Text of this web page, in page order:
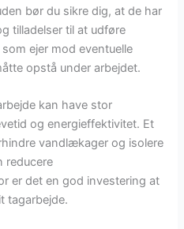
bør du sikre dig, at de har
tilladelser til at udføre
ejer mod eventuelle
opstå under arbejdet.
kan have stor
og energieffektivitet. Et
vandlækager og isolere
reducere
er det en god investering at
tagarbejde.